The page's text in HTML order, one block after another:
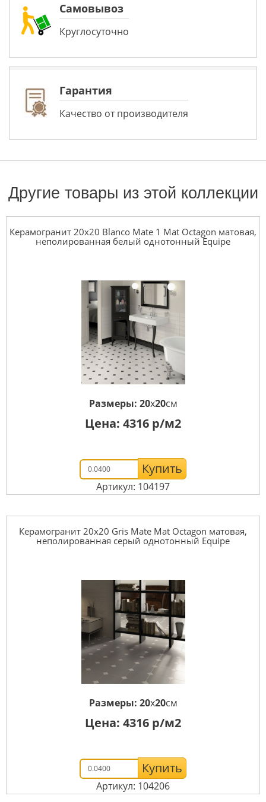
Самовывоз
Круглосуточно
Гарантия
Качество от производителя
Другие товары из этой коллекции
Керамогранит 20x20 Blanco Mate 1 Mat Octagon матовая,
неполированная белый однотонный Equipe
Размеры: 20x20см
Цена: 4316 р/м2
Купить
Артикул: 104197
Керамогранит 20x20 Gris Mate Mat Octagon матовая,
неполированная серый однотонный Equipe
Размеры: 20x20см
Цена: 4316 р/м2
Купить
Артикул: 104206